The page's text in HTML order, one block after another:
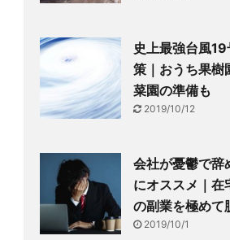
史上最強台風
策｜おうち果樹
菜園の準備も
2019/10/12
会社が憂鬱で辞
にオススメ｜在
の副業を極めて
2019/10/1